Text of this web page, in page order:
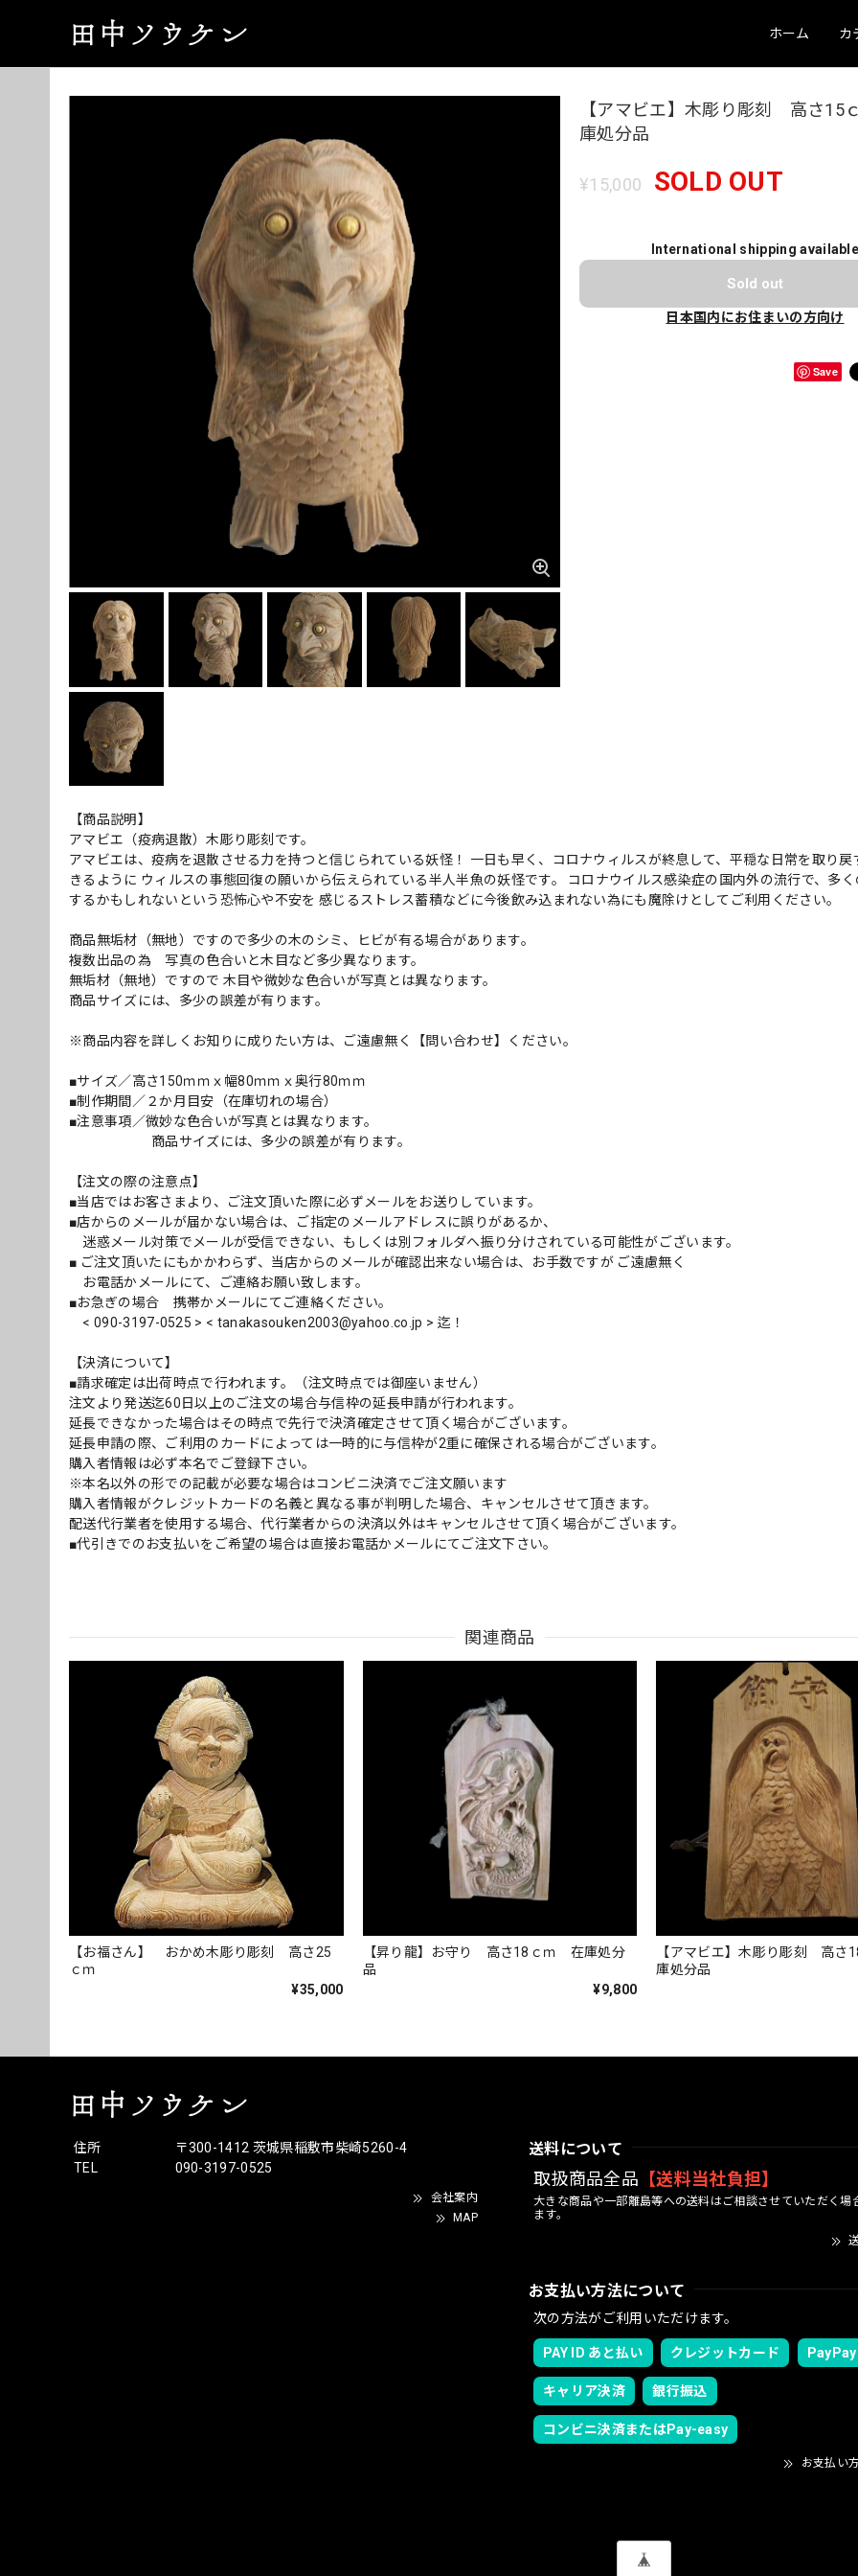
ホーム カ
【アマビエ】木彫り彫刻 高さ
庫処分品
¥15,000 SOLD OUT
International shipping
Sold out
日本国内にお住まいの方向け
Save
【商品説明】
アマビエ（疫病退散）木彫り彫刻です。
アマビエは、疫病を退散させる力を持つと信じられている妖怪！ 一日も早く、コロナウィルスが終息して、平穏な日常を取り戻
きるように ウィルスの事態回復の願いから伝えられている半人半魚の妖怪です。 コロナウイルス感染症の国内外の流行で、多
するかもしれないという恐怖心や不安を 感じるストレス蓄積などに今後飲み込まれない為にも魔除けとしてご利用ください。
商品無垢材（無地）ですので多少の木のシミ、ヒビが有る場合があります。
複数出品の為 写真の色合いと木目など多少異なります。
無垢材（無地）ですので 木目や微妙な色合いが写真とは異なります。
商品サイズには、多少の誤差が有ります。
※商品内容を詳しくお知りに成りたい方は、ご遠慮無く【問い合わせ】ください。
■サイズ／高さ150ｍｍｘ幅80ｍｍｘ奥行80ｍｍ
■制作期間／２か月目安（在庫切れの場合）
■注意事項／微妙な色合いが写真とは異なります。
商品サイズには、多少の誤差が有ります。
【注文の際の注意点】
■当店ではお客さまより、ご注文頂いた際に必ずメールをお送りしています。
■店からのメールが届かない場合は、ご指定のメールアドレスに誤りがあるか、
迷惑メール対策でメールが受信できない、もしくは別フォルダへ振り分けされている可能性がございます。
■ ご注文頂いたにもかかわらず、当店からのメールが確認出来ない場合は、お手数ですが ご遠慮無く
お電話かメールにて、ご連絡お願い致します。
■お急ぎの場合 携帯かメールにてご連絡ください。
< 090-3197-0525 > < tanakasouken2003@yahoo.co.jp > 迄！
【決済について】
■請求確定は出荷時点で行われます。（注文時点では御座いません）
注文より発送迄60日以上のご注文の場合与信枠の延長申請が行われます。
延長できなかった場合はその時点で先行で決済確定させて頂く場合がございます。
延長申請の際、ご利用のカードによっては一時的に与信枠が2重に確保される場合がございます。
購入者情報は必ず本名でご登録下さい。
※本名以外の形での記載が必要な場合はコンビニ決済でご注文願います
購入者情報がクレジットカードの名義と異なる事が判明した場合、キャンセルさせて頂きます。
配送代行業者を使用する場合、代行業者からの決済以外はキャンセルさせて頂く場合がございます。
■代引きでのお支払いをご希望の場合は直接お電話かメールにてご注文下さい。
関連商品
【お福さん】 おかめ木彫り彫刻 高さ25
ｃｍ
¥35,000
【昇り龍】お守り 高さ18ｃｍ 在庫処分
品
¥9,800
【アマビエ】木彫り彫刻 高
庫処分品
住所
〒300-1412 茨城県稲敷市柴崎5260-4
TEL
090-3197-0525
会社案内
MAP
送料について
取扱商品全品 【送料当社負担】
大きな商品や一部離島等への送料はご相談させていただく場
ます。
お支払い方法について
次の方法がご利用いただけます。
PAY ID あと払い クレジットカード PayPay
キャリア決済 銀行振込
コンビニ決済またはPay-easy
お支払い